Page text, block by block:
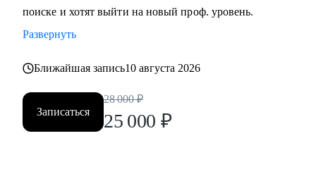
поиске и хотят выйти на новый проф. уровень.
Развернуть
Ближайшая запись10 августа 2026
Записаться
28 000 ₽
25 000 ₽